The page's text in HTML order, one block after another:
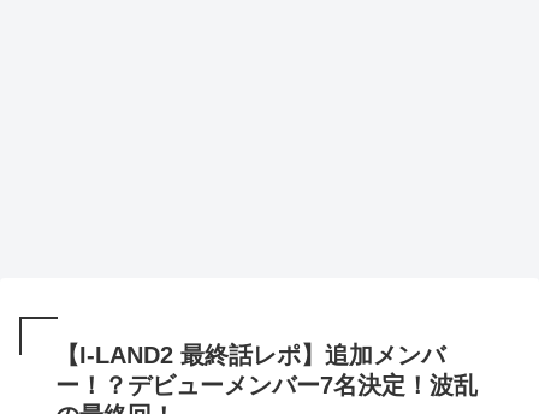
【I-LAND2 最終話レポ】追加メンバ
ー！？デビューメンバー7名決定！波乱